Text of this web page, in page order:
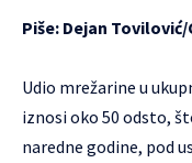
Piše: Dejan Tovilović/
Udio mrežarine u
iznosi oko 50 odsto,
naredne godine, pod